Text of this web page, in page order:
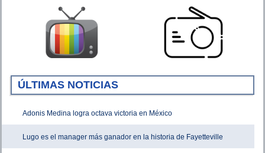
ÚLTIMAS NOTICIAS
Adonis Medina logra octava victoria en México
Lugo es el manager más ganador en la historia de Fayetteville